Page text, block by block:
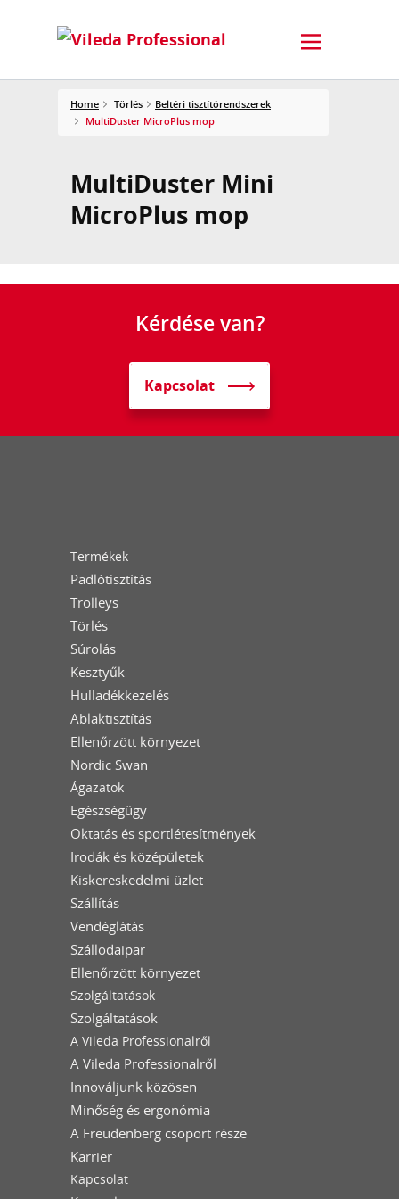
Home Törlés
Beltéri tisztítórendszerek
MultiDuster MicroPlus mop
MultiDuster Mini
MicroPlus mop
Kérdése van?
Kapcsolat
Termékek
Padlótisztítás
Trolleys
Törlés
Súrolás
Kesztyűk
Hulladékkezelés
Ablaktisztítás
Ellenőrzött környezet
Nordic Swan
Ágazatok
Egészségügy
Oktatás és sportlétesítmények
Irodák és középületek
Kiskereskedelmi üzlet
Szállítás
Vendéglátás
Szállodaipar
Ellenőrzött környezet
Szolgáltatások
Szolgáltatások
A Vileda Professionalről
A Vileda Professionalről
Innováljunk közösen
Minőség és ergonómia
A Freudenberg csoport része
Karrier
Kapcsolat